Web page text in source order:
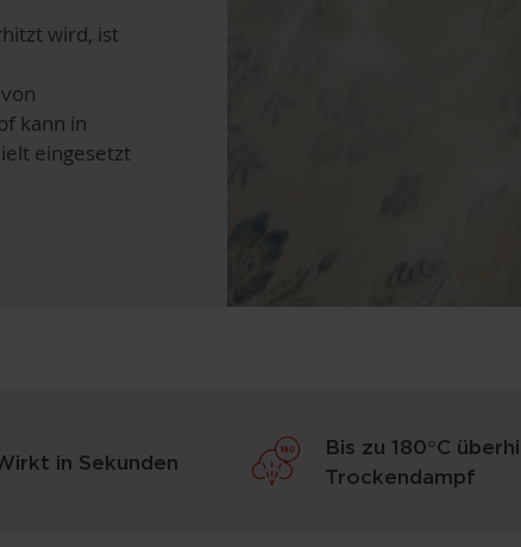
wird, ist
kann in
eingesetzt
in Sekunden
Bis zu 180°C
Trockendampf